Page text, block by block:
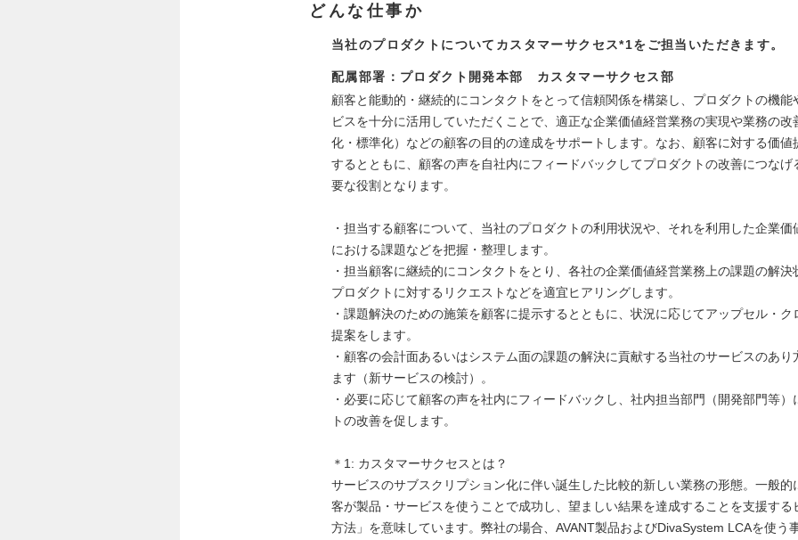
どんな仕事か
当社のプロダクトについてカスタマーサクセス*1をご担当いただきます。
配属部署：プロダクト開発本部 カスタマーサクセス部
顧客と能動的・継続的にコンタクトをとって信頼関係を構築し、プロダクトの機能
ビスを十分に活用していただくことで、適正な企業価値経営業務の実現や業務の改
化・標準化）などの顧客の目的の達成をサポートします。なお、顧客に対する価値
するとともに、顧客の声を自社内にフィードバックしてプロダクトの改善につなげ
要な役割となります。
・担当する顧客について、当社のプロダクトの利用状況や、それを利用した企業価
における課題などを把握・整理します。
・担当顧客に継続的にコンタクトをとり、各社の企業価値経営業務上の課題の解決
プロダクトに対するリクエストなどを適宜ヒアリングします。
・課題解決のための施策を顧客に提示するとともに、状況に応じてアップセル・ク
提案をします。
・顧客の会計面あるいはシステム面の課題の解決に貢献する当社のサービスのあり
ます（新サービスの検討）。
・必要に応じて顧客の声を社内にフィードバックし、社内担当部門（開発部門等）
トの改善を促します。
＊1: カスタマーサクセスとは？
サービスのサブスクリプション化に伴い誕生した比較的新しい業務の形態。一般的
客が製品・サービスを使うことで成功し、望ましい結果を達成することを支援する
方法」を意味しています。弊社の場合、AVANT製品およびDivaSystem LCAを使う